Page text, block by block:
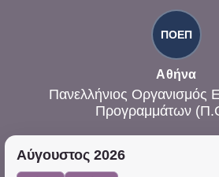
ΠΟΕΠ
Αθήνα
Πανελλήνιος Οργανισμός
Προγραμμάτων
Αύγουστος 2026